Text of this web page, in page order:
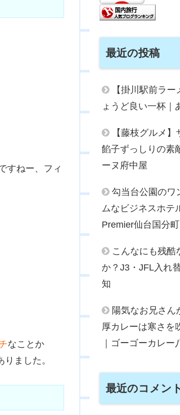
すねー、フィ
なことか
ました。
最近の投稿
【掛川駅前ラ
ょうど良い一杯｜
【藤枝グルメ
餡子ずっしりの素
ーヌ府中屋
勾当台公園のワ
ムなビジネスホテ
Premier仙台国分
こんなにも残酷
か？J3・JFL入れ
知
陽気なお兄さん
厚カレーは寒さを
｜ゴーゴーカレー
最近のコメント